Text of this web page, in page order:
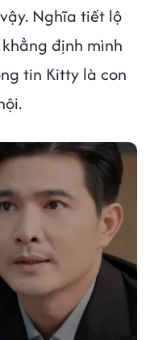
Nghĩa tiết lộ
định mình
tin Kitty là con